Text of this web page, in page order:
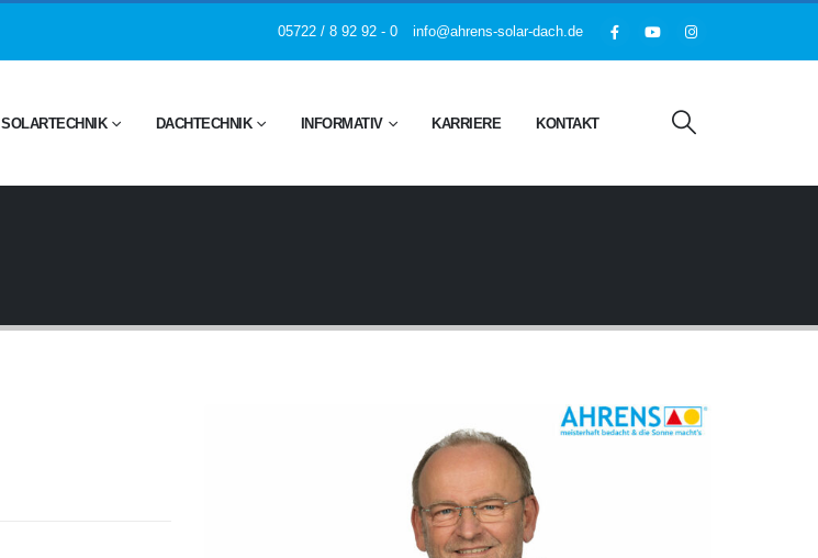
05722 / 8 92 92 - 0 info@ahrens-solar-dach.de
SOLARTECHNIK DACHTECHNIK INFORMATIV KARRIERE KONTAKT